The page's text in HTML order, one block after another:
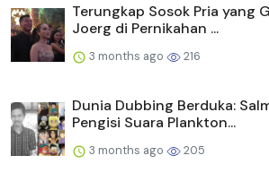
Terungkap Sosok Pria yang
Joerg di Pernikahan ...
3 months ago 216
Dunia Dubbing Berduka:
Pengisi Suara Plankton...
3 months ago 205